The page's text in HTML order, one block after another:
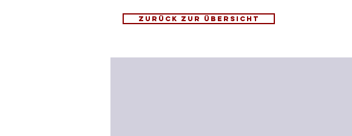
Zurück zur Übersicht